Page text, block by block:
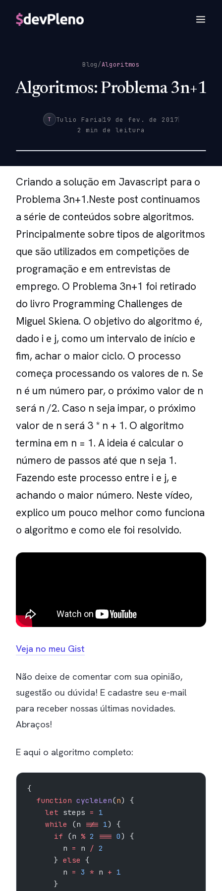
Blog/Algoritmos
Algoritmos: Problema 3n+1
T Tulio Faria 19 de fev. de 2017
2 min de leitura
Criando a solução em Javascript para o
Problema 3n+1.Neste post continuamos
a série de conteúdos sobre algoritmos.
Principalmente sobre tipos de algoritmos
que são utilizados em competições de
programação e em entrevistas de
emprego. O Problema 3n+1 foi retirado
do livro Programming Challenges de
Miguel Skiena. O objetivo do algoritmo é,
dado i e j, como um intervalo de início e
fim, achar o maior ciclo. O processo
começa processando os valores de n. Se
n é um número par, o próximo valor de n
será n /2. Caso n seja impar, o próximo
valor de n será 3 * n + 1. O algoritmo
termina em n = 1. A ideia é calcular o
número de passos até que n seja 1.
Fazendo este processo entre i e j, e
achando o maior número. Neste vídeo,
explico um pouco melhor como funciona
o algoritmo e como ele foi resolvido.
Veja no meu Gist
Não deixe de comentar com sua opinião,
sugestão ou dúvida! E cadastre seu e-mail
para receber nossas últimas novidades.
Abraços!
E aqui o algoritmo completo:
{
  function
cycleLen(n) {
    let
steps =
1
    while
(n !== 1) {
      if
(n % 2 === 0) {
        n
= n / 2
      }
else {
        n
= 3 * n + 1
      }